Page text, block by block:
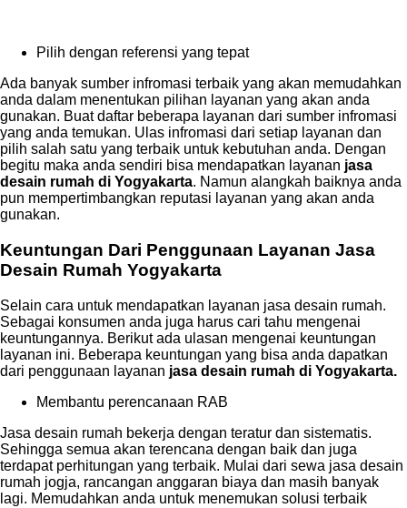
Pilih dengan referensi yang tepat
Ada banyak sumber infromasi terbaik yang akan memudahkan
anda dalam menentukan pilihan layanan yang akan anda
gunakan. Buat daftar beberapa layanan dari sumber infromasi
yang anda temukan. Ulas infromasi dari setiap layanan dan
pilih salah satu yang terbaik untuk kebutuhan anda. Dengan
begitu maka anda sendiri bisa mendapatkan layanan jasa
desain rumah di Yogyakarta. Namun alangkah baiknya anda
pun mempertimbangkan reputasi layanan yang akan anda
gunakan.
Keuntungan Dari Penggunaan Layanan Jasa
Desain Rumah Yogyakarta
Selain cara untuk mendapatkan layanan jasa desain rumah.
Sebagai konsumen anda juga harus cari tahu mengenai
keuntungannya. Berikut ada ulasan mengenai keuntungan
layanan ini. Beberapa keuntungan yang bisa anda dapatkan
dari penggunaan layanan jasa desain rumah di Yogyakarta.
Membantu perencanaan RAB
Jasa desain rumah bekerja dengan teratur dan sistematis.
Sehingga semua akan terencana dengan baik dan juga
terdapat perhitungan yang terbaik. Mulai dari sewa jasa desain
rumah jogja, rancangan anggaran biaya dan masih banyak
lagi. Memudahkan anda untuk menemukan solusi terbaik